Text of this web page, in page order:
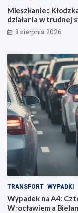
Mieszkaniec
działania w trudnej
8 sierpnia 2026
TRANSPORT WYPADKI
Wypadek na A4:
Wrocławiem a